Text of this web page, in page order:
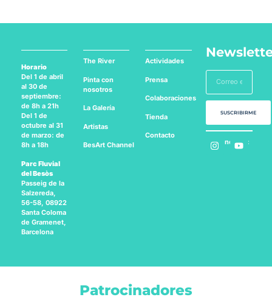
Horario
Del 1 de abril
al 30 de
septiembre:
de 8h a 21h
Del 1 de
octubre al 31
de marzo: de
8h a 18h
Parc Fluvial
del Besòs
Passeig de la
Salzereda,
56-58, 08922
Santa Coloma
de Gramenet,
Barcelona
The River
Pinta con
nosotros
La Galería
Artistas
BesArt Channel
Actividades
Prensa
Colaboraciones
Tienda
Contacto
SUSCRIBIRME
Síguenos en:
Patrocinadores